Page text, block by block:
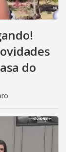
do